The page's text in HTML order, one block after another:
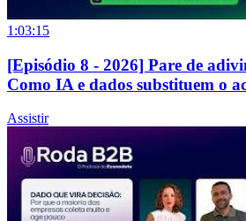
1:03:15
[Episódio 8 - 2026] Pare de
Como IA e dados substituem o
Assistir